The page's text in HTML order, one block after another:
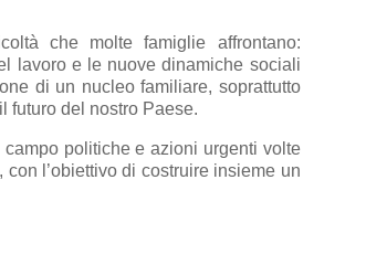
che molte famiglie affrontano:
lavoro e le nuove dinamiche sociali
di un nucleo familiare, soprattutto
futuro del nostro Paese.
politiche e azioni urgenti volte
l’obiettivo di costruire insieme un